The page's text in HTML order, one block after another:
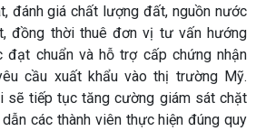
đánh giá chất lượng đất, nguồn nước
đồng thời thuê đơn vị tư vấn hướng
đạt chuẩn và hỗ trợ cấp chứng nhận
cầu xuất khẩu vào thị trường Mỹ.
sẽ tiếp tục tăng cường giám sát chặt
các thành viên thực hiện đúng quy